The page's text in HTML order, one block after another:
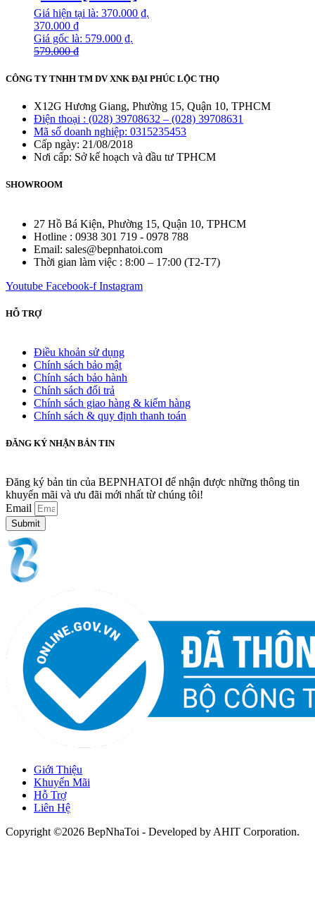
579.000₫
Giá gốc là: 579.000 ₫.
370.000 ₫
Giá hiện tại là: 370.000 ₫.
CÔNG TY TNHH TM DV XNK ĐẠI PHÚC LỘC THỌ
X12G Hương Giang, Phường 15, Quận 10, TPHCM
Điện thoại : (028) 39708632 – (028) 39708631
Mã số doanh nghiệp: 0315235453
Cấp ngày: 21/08/2018
Nơi cấp: Sở kế hoạch và đầu tư TPHCM
SHOWROOM
27 Hồ Bá Kiện, Phường 15, Quận 10, TPHCM
Hotline : 0938 301 719 - 0978 788
Email: sales@bepnhatoi.com
Thời gian làm việc : 8:00 – 17:00 (T2-T7)
Youtube Facebook-f Instagram
HỖ TRỢ
Điều khoản sử dụng
Chính sách bảo mật
Chính sách bảo hành
Chính sách đổi trả
Chính sách giao hàng & kiểm hàng
Chính sách & quy định thanh toán
ĐĂNG KÝ NHẬN BẢN TIN
Đăng ký bản tin của BEPNHATOI để nhận được những thông tin
khuyến mãi và ưu đãi mới nhất từ chúng tôi!
Email
Submit
Giới Thiệu
Khuyến Mãi
Hỗ Trợ
Liên Hệ
Copyright ©2026 BepNhaToi - Developed by AHIT Corporation.